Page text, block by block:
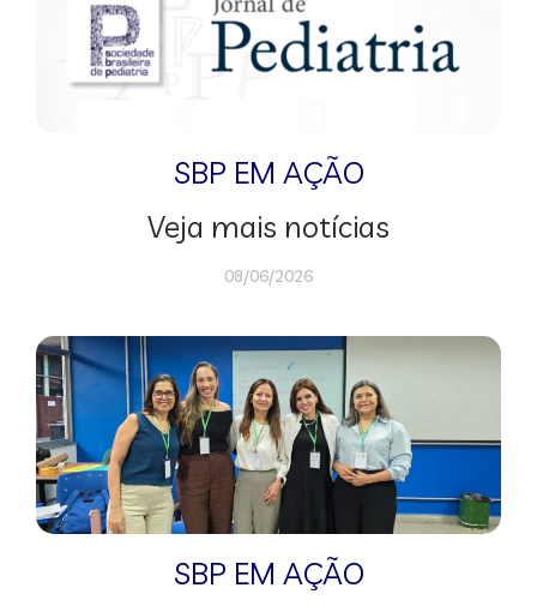
SBP EM AÇÃO
Veja mais notícias
08/06/2026
SBP EM AÇÃO